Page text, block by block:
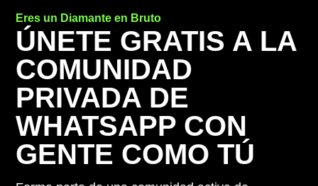
Eres un Diamante en Bruto
ÚNETE GRATIS A LA
COMUNIDAD
PRIVADA DE
WHATSAPP CON
GENTE COMO TÚ